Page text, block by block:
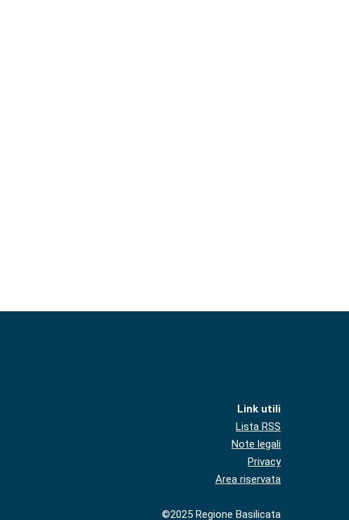
Link utili
Lista RSS
Note legali
Privacy
Area riservata
©2025 Regione Basilicata